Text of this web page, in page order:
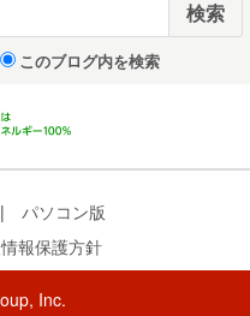
このブログ内を検索
|
パソコン版
報保護方針
Inc.